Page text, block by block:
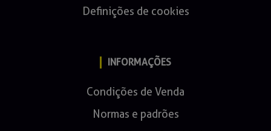
Definições de cookies
INFORMAÇÕES
Condições de Venda
Normas e padrões